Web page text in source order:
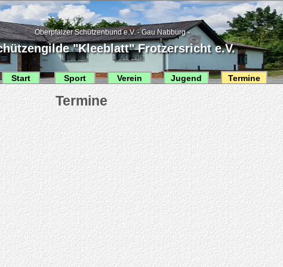
Oberpfälzer Schützenbund e.V. - Gau Nabburg -
"Kleeblatt" Frotzersricht e.V.
Start Sport Verein Jugend Termine